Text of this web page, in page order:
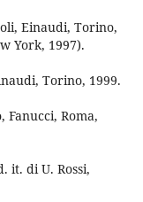
Einaudi, Torino,
York, 1997).
Torino, 1999.
Fanucci, Roma,
it. di U. Rossi,